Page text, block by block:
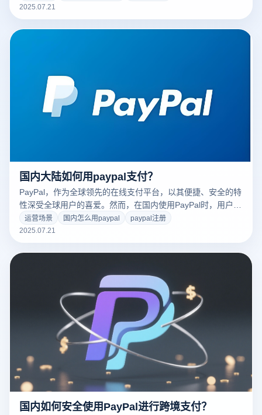
2025.07.21
国内大陆如何用paypal支付？
PayPal，作为全球领先的在线支付平台，以其便捷、安全的特
性深受全球用户的喜爱。然而，在国内使用PayPal时，用户往
往面临诸多疑问，如如何注册、绑定银行卡、进行跨境支付以
及最新的政策影响等。本文旨在详细解答这些问题，并结合当
前政策分析具体影响和注意事项，帮助用户更好地理解和使用
PayPal。
运营场景 国内怎么用paypal
paypal注册
2025.07.21
国内如何安全使用PayPal进行跨境支付？